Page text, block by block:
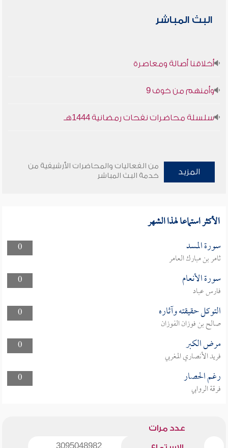
البث المباشر
أخلاقنا أصالة ومعاصرة
وأمنهم من خوف 9
سلسلة محاضرات نفحات رمضانية 1444هـ
المزيد
من الفعاليات والمحاضرات الأرشيفية من
خدمة البث المباشر
الأكثر استماعا لهذا الشهر
0 سورة المسد
ثامر بن مبارك العامر
0
سورة الأنعام
فارس عباد
0
التوكل حقيقته وآثاره
صالح بن فوزان الفوزان
0
مرض الكبر
فريد الأنصاري المغربي
0
رغم الحصار
فرقة الروابي
عدد مرات